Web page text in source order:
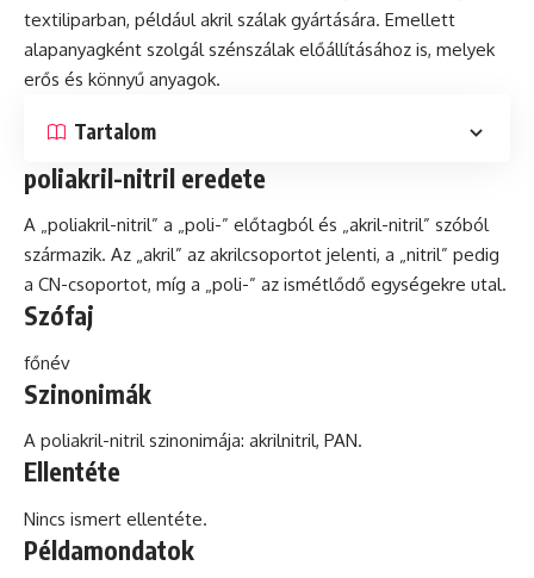
textiliparban, például akril szálak gyártására. Emellett
alapanyagként szolgál szénszálak előállításához is, melyek
erős és könnyű anyagok.
Tartalom
poliakril-nitril eredete
A „poliakril-nitril” a „poli-” előtagból és „akril-nitril” szóból
származik. Az „akril” az akrilcsoportot jelenti, a „nitril” pedig
a CN-csoportot, míg a „poli-” az ismétlődő egységekre utal.
Szófaj
főnév
Szinonimák
A poliakril-nitril szinonimája: akrilnitril, PAN.
Ellentéte
Nincs ismert ellentéte.
Példamondatok